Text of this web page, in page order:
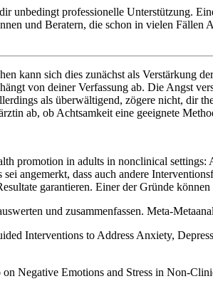
unbedingt professionelle Unterstützung.
und Beratern, die schon in vielen Fällen
kann sich dies zunächst als Verstärkung
von deiner Verfassung ab. Die Angst
als überwältigend, zögere nicht, dir
ab, ob Achtsamkeit eine geeignete
promotion in adults in nonclinical
angemerkt, dass auch andere
garantieren. Einer der Gründe
und zusammenfassen. Meta-
Interventions to Address Anxiety,
Negative Emotions and Stress in Non-